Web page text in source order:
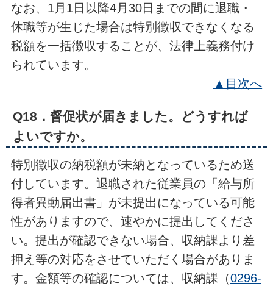
なお、1月1日以降4月30日までの間に退職・
休職等が生じた場合は特別徴収できなくなる
税額を一括徴収することが、法律上義務付け
られています。
▲目次へ
Q18．督促状が届きました。どうすれば
よいですか。
特別徴収の納税額が未納となっているため送
付しています。退職された従業員の「給与所
得者異動届出書」が未提出になっている可能
性がありますので、速やかに提出してくださ
い。提出が確認できない場合、収納課より差
押え等の対応をさせていただく場合がありま
す。金額等の確認については、収納課（0296-